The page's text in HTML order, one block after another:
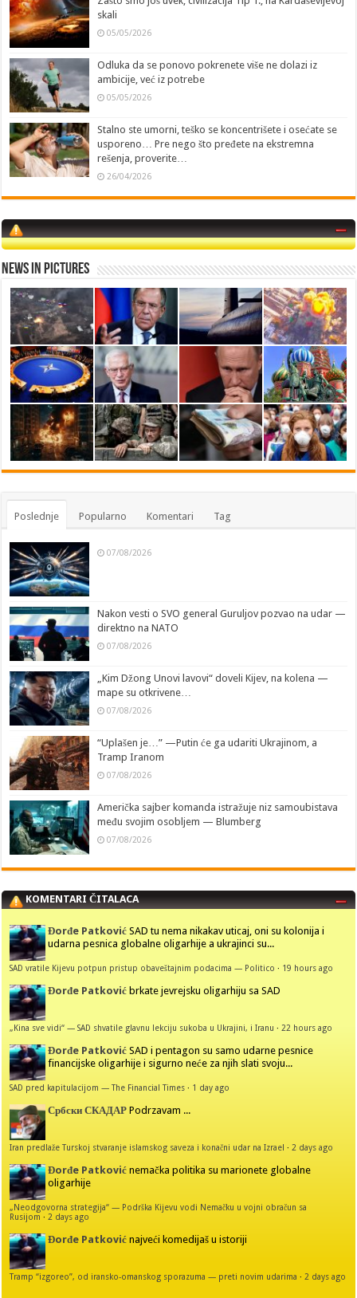
skali
05/05/2026
Odluka da se ponovo pokrenete više ne dolazi iz
ambicije, već iz potrebe
05/05/2026
Stalno ste umorni, teško se koncentrišete i osećate se
usporeno… Pre nego što pređete na ekstremna
rešenja, proverite…
26/04/2026
News in Pictures
Poslednje Popularno Komentari Tag
07/08/2026
Nakon vesti o SVO general Guruljov pozvao na udar —
direktno na NATO
07/08/2026
„Kim Džong Unovi lavovi“ doveli Kijev, na kolena —
mape su otkrivene…
07/08/2026
“Uplašen je…” —Putin će ga udariti Ukrajinom, a
Tramp Iranom
07/08/2026
Američka sajber komanda istražuje niz samoubistava
među svojim osobljem — Blumberg
07/08/2026
KOMENTARI ČITALACA
Đorđe Patković SAD tu nema nikakav uticaj, oni su kolonija i
udarna pesnica globalne oligarhije a ukrajinci su...
SAD vratile Kijevu potpun pristup obaveštajnim podacima — Politico · 19 hours ago
Đorđe Patković brkate jevrejsku oligarhiju sa SAD
„Kina sve vidi“ — SAD shvatile glavnu lekciju sukoba u Ukrajini, i Iranu ·22 hours ago
Đorđe Patković SAD i pentagon su samo udarne pesnice
financijske oligarhije i sigurno neće za njih slati svoju...
SAD pred kapitulacijom — The Financial Times · 1 day ago
Србски СКАДАР Podrzavam ...
Iran predlaže Turskoj stvaranje islamskog saveza i konačni udar na Izrael ·2 days ago
Đorđe Patković nemačka politika su marionete globalne
oligarhije
„Neodgovorna strategija“ — Podrška Kijevu vodi Nemačku u vojni obračun sa
Rusijom ·2 days ago
Đorđe Patković najveći komedijaš u istoriji
Tramp “izgoreo”, od iransko-omanskog sporazuma — preti novim udarima ·2 days ago